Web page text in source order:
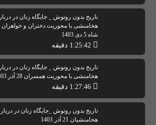
تاریخ بدون روتوش _ جایگاه زنان در دربار
هخامنشی با محوریت دختران و خواهران
شاه 5 دی 1403
تاریخ بدون روتوش _ جایگاه زنان در دربار
هخامنشی با محوریت همسران 28 آذر 1403
تاریخ بدون روتوش _جایگاه زنان در دربار
هخامنشیان 21 آذر 1403